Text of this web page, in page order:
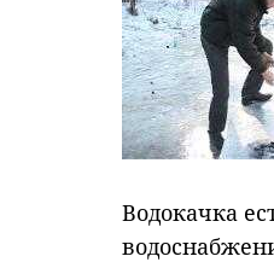
Водокачка